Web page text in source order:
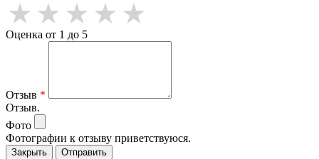
Оценка от 1 до 5
Отзыв *
Отзыв.
Фото
Фотографии к отзыву приветствуюся.
Закрыть Отправить